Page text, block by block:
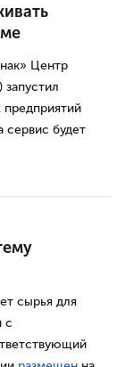
Центр
предприятий
сервис будет
сырья для
с